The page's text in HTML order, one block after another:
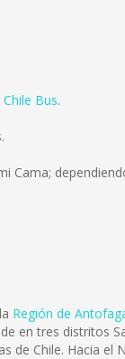
Chile Bus.
Cama;
Región de
en tres distritos
de Chile. Hacia el